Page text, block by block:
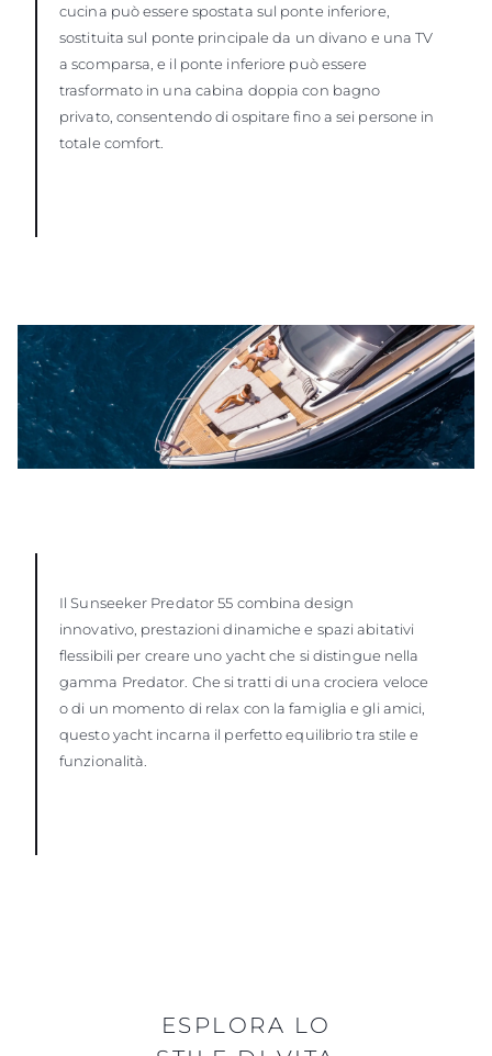
cucina può essere spostata sul ponte inferiore,
sostituita sul ponte principale da un divano e una TV
a scomparsa, e il ponte inferiore può essere
trasformato in una cabina doppia con bagno
privato, consentendo di ospitare fino a sei persone in
totale comfort.
Il Sunseeker Predator 55 combina design
innovativo, prestazioni dinamiche e spazi abitativi
flessibili per creare uno yacht che si distingue nella
gamma Predator. Che si tratti di una crociera veloce
o di un momento di relax con la famiglia e gli amici,
questo yacht incarna il perfetto equilibrio tra stile e
funzionalità.
ESPLORA LO